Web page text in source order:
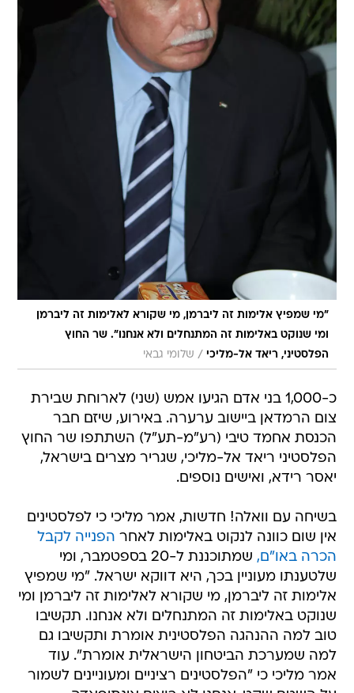
"מי שמפיץ אלימות זה ליברמן, מי שקורא לאלימות זה ליברמן
ומי שנוקט באלימות זה המתנחלים ולא אנחנו". שר החוץ
הפלסטיני, ריאד אל-מליכי / שלומי גבאי
כ-1,000 בני אדם הגיעו אמש (שני) לארוחת שבירת
צום הרמדאן ביישוב ערערה. באירוע, שיזם חבר
הכנסת אחמד טיבי (רע"מ-תע"ל) השתתפו שר החוץ
הפלסטיני ריאד אל-מליכי, שגריר מצרים בישראל,
יאסר רידא, ואישים נוספים.
בשיחה עם וואלה! חדשות, אמר מליכי כי לפלסטינים
אין שום כוונה לנקוט באלימות לאחר הפנייה לקבל
הכרה באו"ם,
שמתוכננת ל-20 בספטמבר, ומי
שלטענתו מעוניין בכך, היא דווקא ישראל. "מי שמפיץ
אלימות זה ליברמן, מי שקורא לאלימות זה ליברמן ומי
שנוקט באלימות זה המתנחלים ולא אנחנו. תקשיבו
טוב למה ההנהגה הפלסטינית אומרת ותקשיבו גם
למה שמערכת הביטחון הישראלית אומרת". עוד
אמר מליכי כי "הפלסטינים רציניים ומעוניינים לשמור